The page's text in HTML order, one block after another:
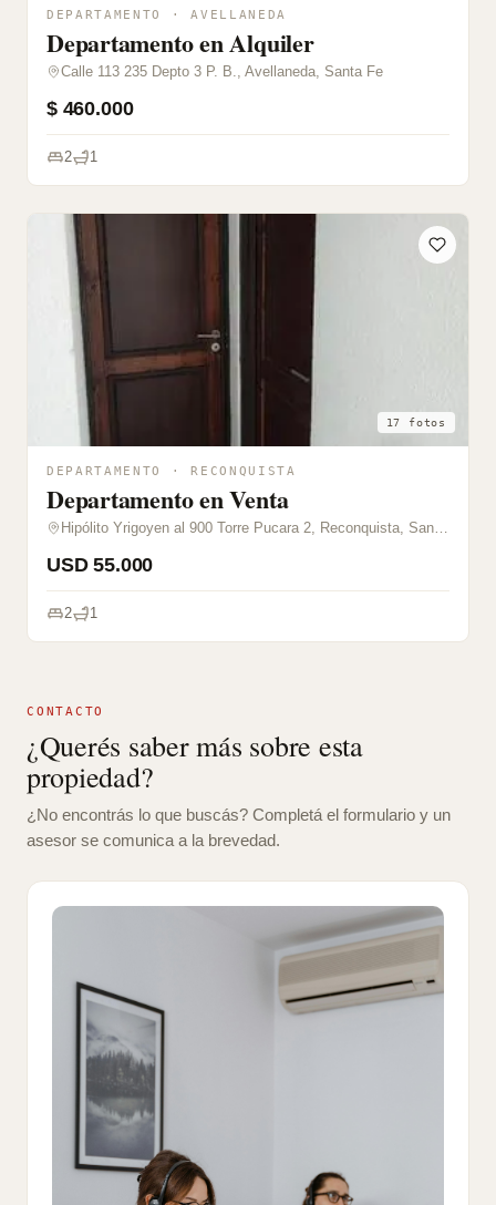
DEPARTAMENTO · AVELLANEDA
Departamento en Alquiler
Calle 113 235 Depto 3 P. B., Avellaneda, Santa Fe
$ 460.000
2 1
17 fotos
DEPARTAMENTO · RECONQUISTA
Departamento en Venta
Hipólito Yrigoyen al 900 Torre Pucara 2, Reconquista, Santa Fe
USD 55.000
2 1
CONTACTO
¿Querés saber más sobre esta
propiedad?
¿No encontrás lo que buscás? Completá el formulario y un
asesor se comunica a la brevedad.